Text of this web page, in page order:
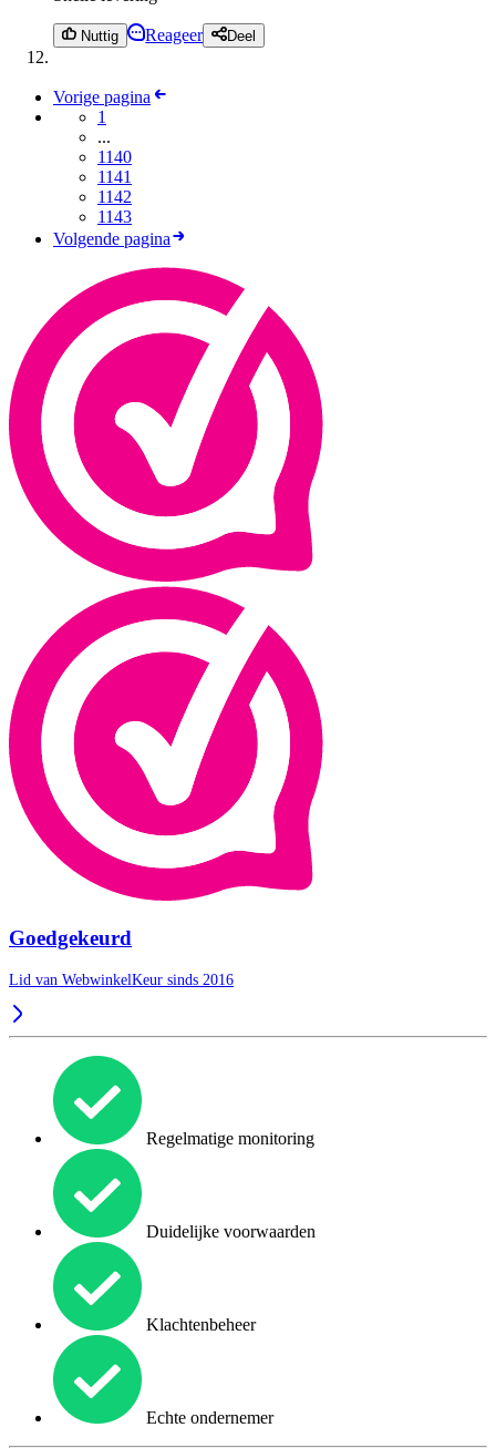
Nuttig Reageer Deel
Vorige pagina
1
...
1140
1141
1142
1143
Volgende pagina
Goedgekeurd
Lid van WebwinkelKeur sinds 2016
Regelmatige monitoring
Duidelijke voorwaarden
Klachtenbeheer
Echte ondernemer